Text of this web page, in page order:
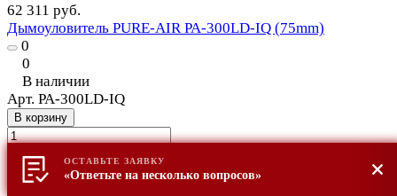
62 311 руб.
Дымоуловитель PURE-AIR PA-300LD-IQ (75mm)
0
0
В наличии
Арт. PA-300LD-IQ
В корзину
ПроизводствоОСТАВЬТЕ ЗАЯВКУ
«Ответьте на несколько вопросов»